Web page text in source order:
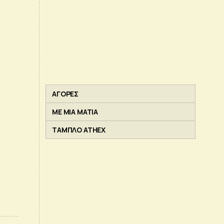
ΑΓΟΡΕΣ
ΜΕ ΜΙΑ ΜΑΤΙΑ
ΤΑΜΠΛΟ ATHEX